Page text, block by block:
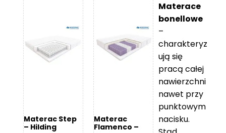
Materac Step
– Hilding
Materac
Flamenco –
Materace
bonellowe
–
charakteryz
ują się
pracą całej
nawierzchni
nawet przy
punktowym
nacisku.